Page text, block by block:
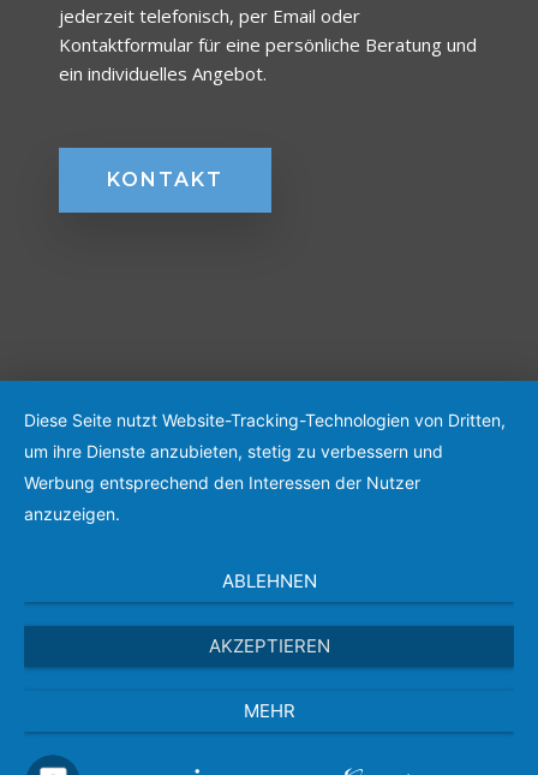
jederzeit telefonisch, per Email oder
Kontaktformular für eine persönliche Beratung und
ein individuelles Angebot.
KONTAKT
Diese Seite nutzt Website-Tracking-Technologien von Dritten,
um ihre Dienste anzubieten, stetig zu verbessern und
Werbung entsprechend den Interessen der Nutzer
anzuzeigen.
ABLEHNEN
AKZEPTIEREN
MEHR